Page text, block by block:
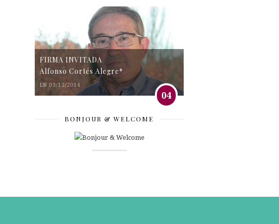
FIRMA INVITADA
Alfonso Cortés Alegre*
EN 03/12/2016
04
BONJOUR & WELCOME